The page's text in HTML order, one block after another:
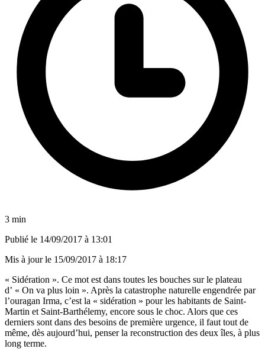
3 min
Publié le 14/09/2017 à 13:01
Mis à jour le 15/09/2017 à 18:17
« Sidération ». Ce mot est dans toutes les bouches sur le plateau
d’ « On va plus loin ». Après la catastrophe naturelle engendrée par
l’ouragan Irma, c’est la « sidération » pour les habitants de Saint-
Martin et Saint-Barthélemy, encore sous le choc. Alors que ces
derniers sont dans des besoins de première urgence, il faut tout de
même, dès aujourd’hui, penser la reconstruction des deux îles, à plus
long terme.